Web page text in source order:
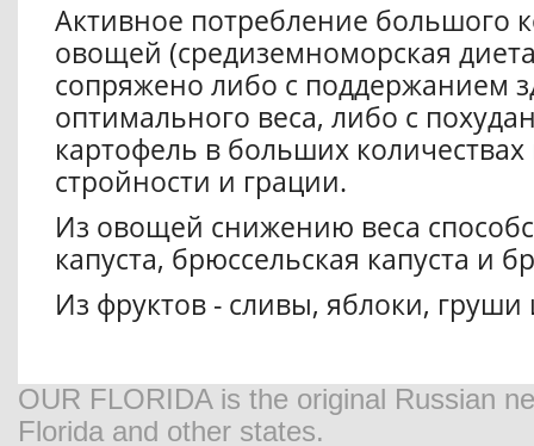
Активное потребление большого
овощей (средиземноморская
сопряжено либо с поддержанием
оптимального веса, либо с
картофель в больших
стройности и грации.
Из овощей снижению веса
капуста, брюссельская капуста и
Из фруктов - сливы, яблоки, груши
OUR FLORIDA is the original Russian
Florida and other states.